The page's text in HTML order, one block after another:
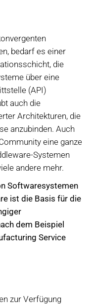
bedarf es einer
die
über eine
(API)
auch die
Architekturen, die
anzubinden. Auch
eine ganze
Systemen
andere mehr.
Softwaresystemen
ist die Basis für die
dem Beispiel
Service
zur Verfügung